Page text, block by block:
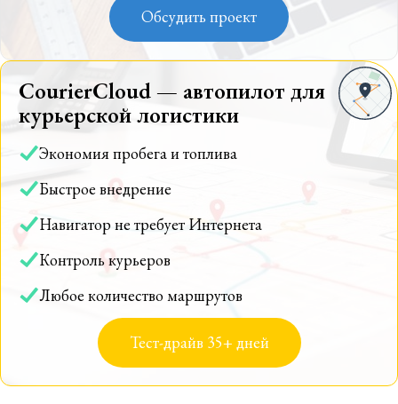
Обсудить проект
CourierCloud — автопилот для
курьерской логистики
Экономия пробега и топлива
Быстрое внедрение
Навигатор не требует Интернета
Контроль курьеров
Любое количество маршрутов
Тест-драйв 35+ дней